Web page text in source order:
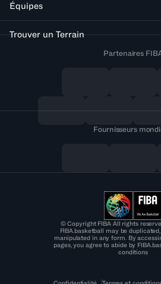
Équipes
Trouver un Terrain
Partenaires
Fournisseurs
© Copyright FIBA All rights
FIBA.basketball may be
manipulated in any form. By
pages, you agree to abide by
conditions